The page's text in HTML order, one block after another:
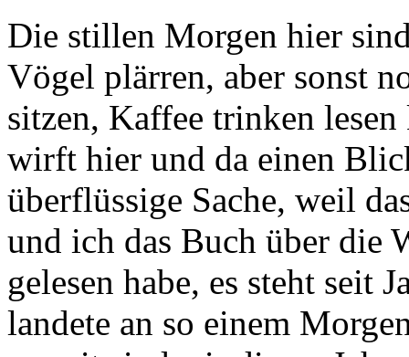
Die stillen Morgen hier
Vögel plärren, aber sonst
sitzen, Kaffee trinken
wirft hier und da einen
überflüssige Sache, weil
und ich das Buch über die
gelesen habe, es steht seit
landete an so einem